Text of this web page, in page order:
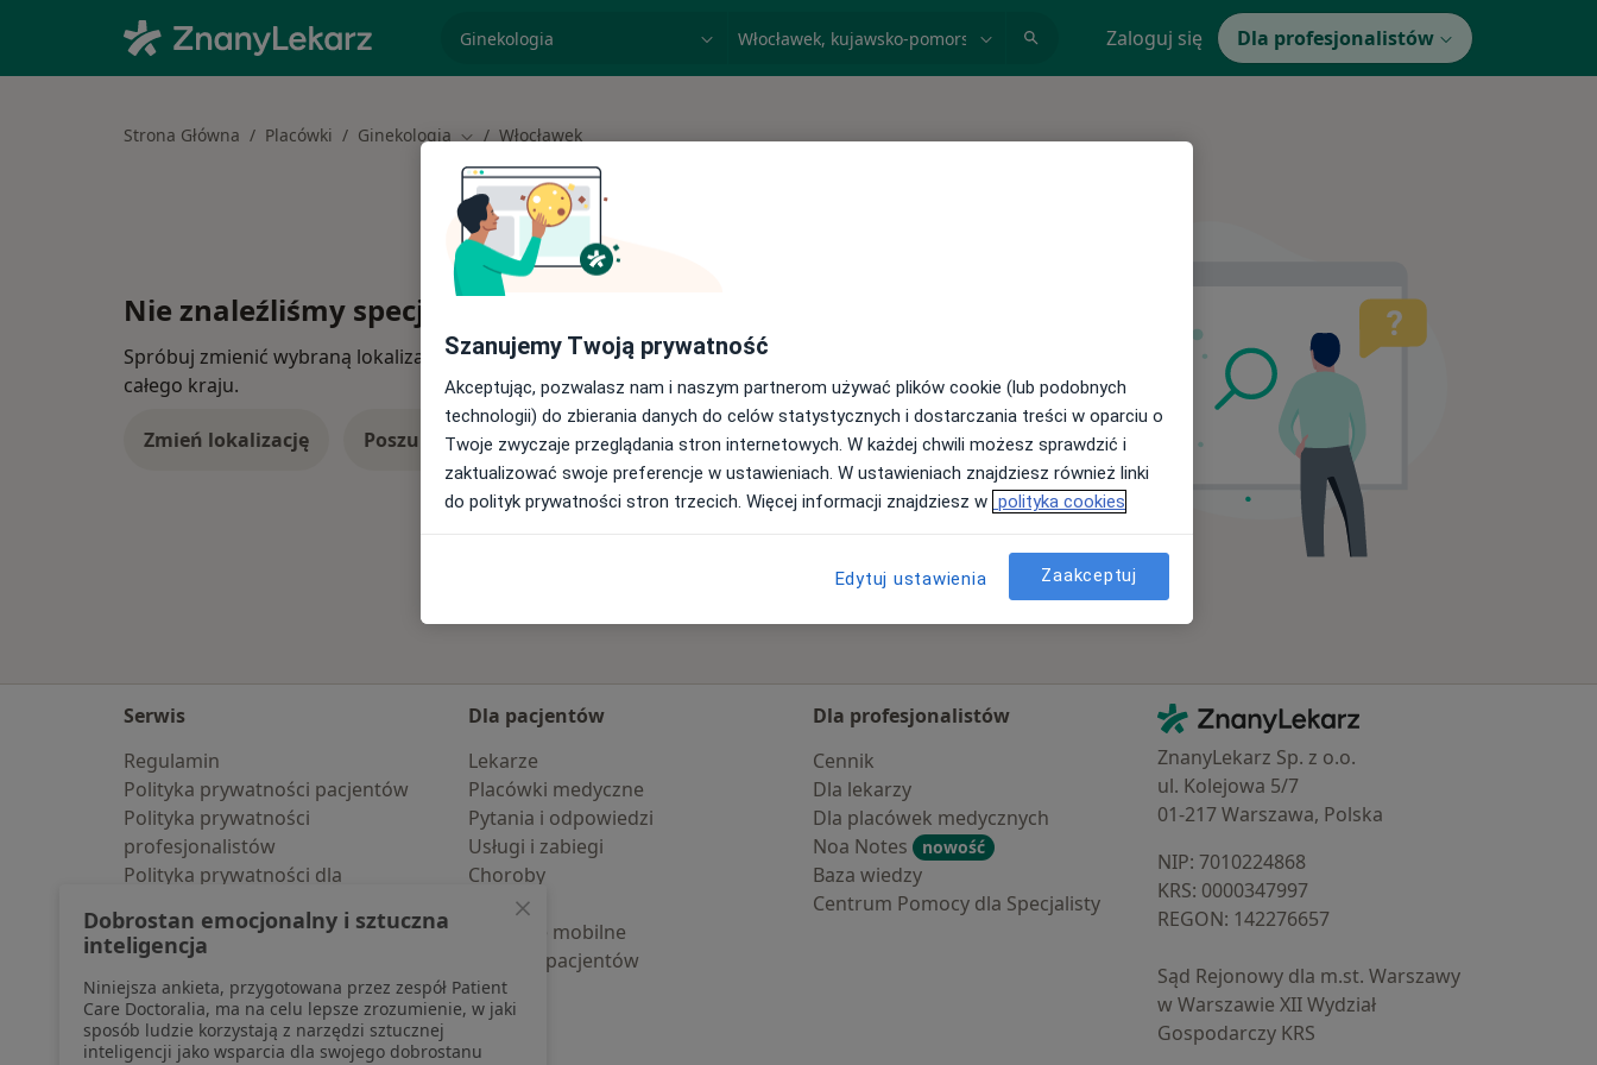
Zaloguj się Dla profesjonalistów
Strona Główna Placówki Ginekologia Zmień miasto
Włocławek
Nie znaleźliśmy specjalistów spełniających podane kryteria
Spróbuj zmienić wybraną lokalizację lub wypróbuj konsultacje online ze specjalistami z
całego kraju.
Zmień lokalizację Poszukaj konsultacji online
Serwis
Regulamin
Polityka prywatności pacjentów
Polityka prywatności
profesjonalistów
Polityka prywatności dla
pozyskaliśmy samodzielnie
Polityka cookies
Jak działają wyniki wyszukiwania
Dostępność
O nas
Dla pacjentów
Lekarze
Placówki medyczne
Pytania i odpowiedzi
Usługi i zabiegi
Choroby
Pomoc
Aplikacje mobilne
Blog dla pacjentów
Dla profesjonalistów
Cennik
Dla lekarzy
Dla placówek medycznych
Noa Notes
nowość
Baza wiedzy
Centrum Pomocy dla Specjalisty
Kontakt
ZnanyLekarz - Strona główna
ZnanyLekarz Sp. z o.o.
ul. Kolejowa 5/7
01-217 Warszawa, Polska
NIP: ⁠7010224868
KRS: ⁠0000347997
REGON: ⁠142276657
Sąd Rejonowy dla m.st. Warszawy
w Warszawie XII Wydział
Gospodarczy KRS
Szanujemy Twoją prywatność
Akceptując, pozwalasz nam i naszym partnerom używać plików cookie (lub podobnych
technologii) do zbierania danych do celów statystycznych i dostarczania treści w oparciu o
Twoje zwyczaje przeglądania stron internetowych. W każdej chwili możesz sprawdzić i
zaktualizować swoje preferencje w ustawieniach. W ustawieniach znajdziesz również linki
do polityk prywatności stron trzecich. Więcej informacji znajdziesz w polityka cookies
Edytuj ustawienia Zaakceptuj
Dobrostan emocjonalny i sztuczna
inteligencja
Niniejsza ankieta, przygotowana przez zespół Patient
Care Doctoralia, ma na celu lepsze zrozumienie, w jaki
sposób ludzie korzystają z narzędzi sztucznej
inteligencji jako wsparcia dla swojego dobrostanu